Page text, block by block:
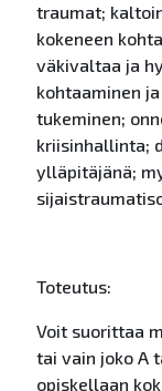
traumat;
kokeneen
väkivaltaa ja
kohtaaminen
tukeminen;
kriisinhallinta;
ylläpitäjänä;
Toteutus:
Voit suorittaa
tai vain joko A
opiskellaan